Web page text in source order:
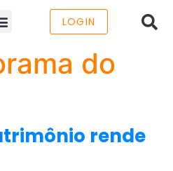
LOGIN
do
rende